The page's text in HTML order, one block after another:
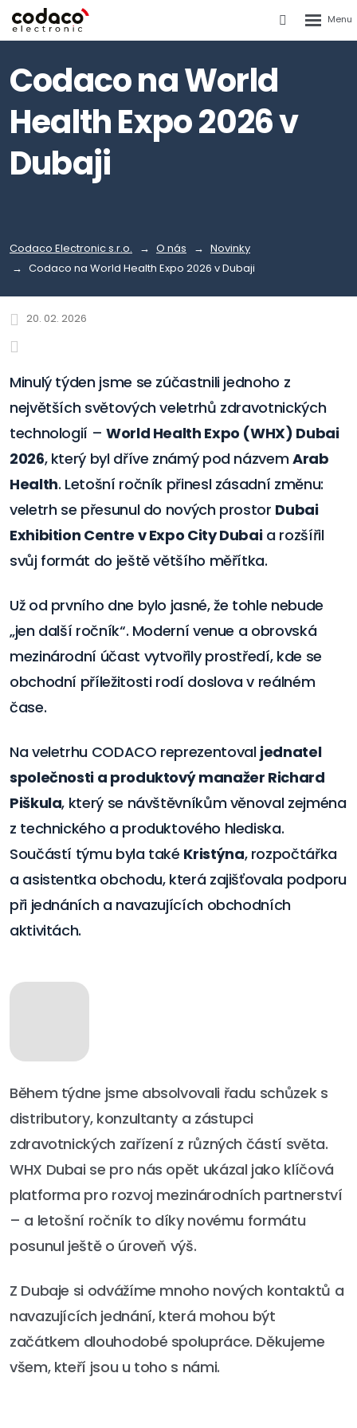
menu
Codaco na World
Health Expo 2026 v
Dubaji
Codaco Electronic s.r.o. O nás
Novinky
Codaco na World Health Expo 2026 v Dubaji
20. 02. 2026
Minulý týden jsme se zúčastnili jednoho z
největších světových veletrhů zdravotnických
technologií – World Health Expo (WHX) Dubai
2026, který byl dříve známý pod názvem Arab
Health. Letošní ročník přinesl zásadní změnu:
veletrh se přesunul do nových prostor Dubai
Exhibition Centre v Expo City Dubaia rozšířil
svůj formát do ještě většího měřítka.
Už od prvního dne bylo jasné, že tohle nebude
„jen další ročník“. Moderní venue a obrovská
mezinárodní účast vytvořily prostředí, kde se
obchodní příležitosti rodí doslova v reálném
čase.
Na veletrhu CODACO reprezentoval jednatel
společnosti a produktový manažer Richard
Piškula, který se návštěvníkům věnoval zejména
z technického a produktového hlediska.
Součástí týmu byla také Kristýna, rozpočtářka
a asistentka obchodu, která zajišťovala podporu
při jednáních a navazujících obchodních
aktivitách.
Během týdne jsme absolvovali řadu schůzek s
distributory, konzultanty a zástupci
zdravotnických zařízení z různých částí světa.
WHX Dubai se pro nás opět ukázal jako klíčová
platforma pro rozvoj mezinárodních partnerství
– a letošní ročník to díky novému formátu
posunul ještě o úroveň výš.
Z Dubaje si odvážíme mnoho nových kontaktů a
navazujících jednání, která mohou být
začátkem dlouhodobé spolupráce. Děkujeme
všem, kteří jsou u toho s námi.